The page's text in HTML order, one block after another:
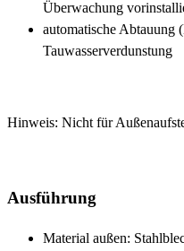
Überwachung
automatische Abtauung
Tauwasserverdunstung
Hinweis: Nicht für
Ausführung
Material außen: